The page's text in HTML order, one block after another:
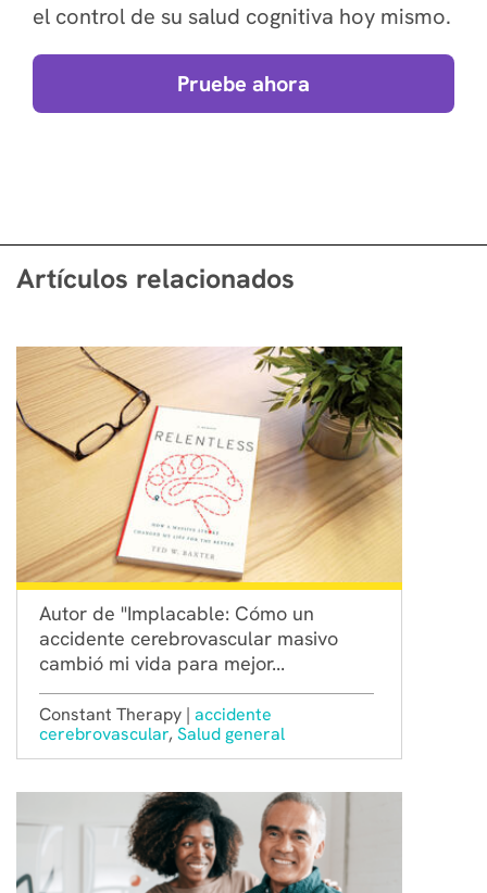
el control de su salud cognitiva hoy mismo.
Pruebe ahora
Artículos relacionados
Autor de "Implacable: Cómo un
accidente cerebrovascular masivo
cambió mi vida para mejor...
Constant Therapy | accidente
cerebrovascular, Salud general